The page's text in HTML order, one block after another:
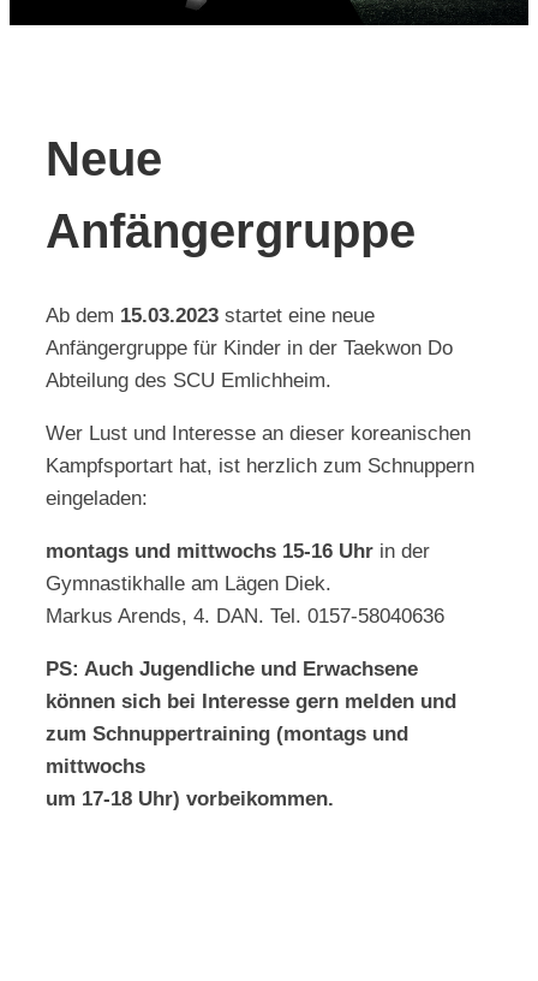
Neue
Anfängergruppe
Ab dem 15.03.2023startet eine neue
Anfängergruppe für Kinder in der Taekwon Do
Abteilung des SCU Emlichheim.
Wer Lust und Interesse an dieser koreanischen
Kampfsportart hat, ist herzlich zum Schnuppern
eingeladen:
montags und mittwochs 15-16 Uhrin der
Gymnastikhalle am Lägen Diek.
Markus Arends, 4. DAN. Tel. 0157-58040636
PS: Auch Jugendliche und Erwachsene
können sich bei Interesse gern melden und
zum Schnuppertraining (montags und
mittwochs
um 17-18 Uhr) vorbeikommen.